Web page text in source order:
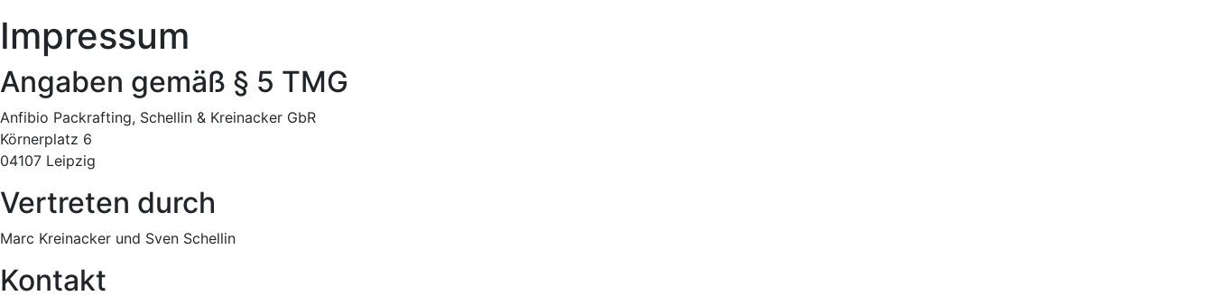
Impressum
Angaben gemäß § 5 TMG
Anfibio Packrafting, Schellin & Kreinacker GbR
Körnerplatz 6
04107 Leipzig
Vertreten durch
Marc Kreinacker und Sven Schellin
Kontakt